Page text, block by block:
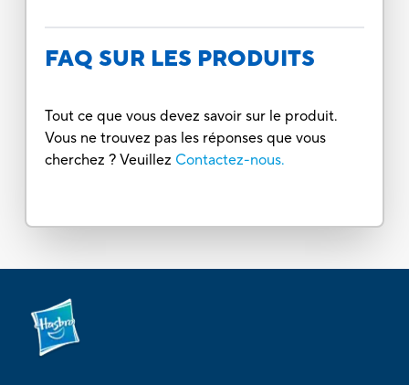
FAQ SUR LES PRODUITS
Tout ce que vous devez savoir sur le produit.
Vous ne trouvez pas les réponses que vous
cherchez ? Veuillez Contactez-nous.